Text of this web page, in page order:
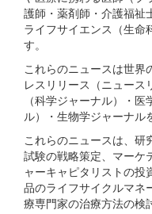
護師・薬剤師・介護福祉
ライフサイエンス（生命
す。
これらのニュースは世界
レスリリース（ニュー
（科学ジャーナル）・
ル）・生物学ジャーナル
これらのニュースは、研
試験の戦略策定、マーケ
ャーキャピタリストの
品のライフサイクルマネ
療専門家の治療方法の検